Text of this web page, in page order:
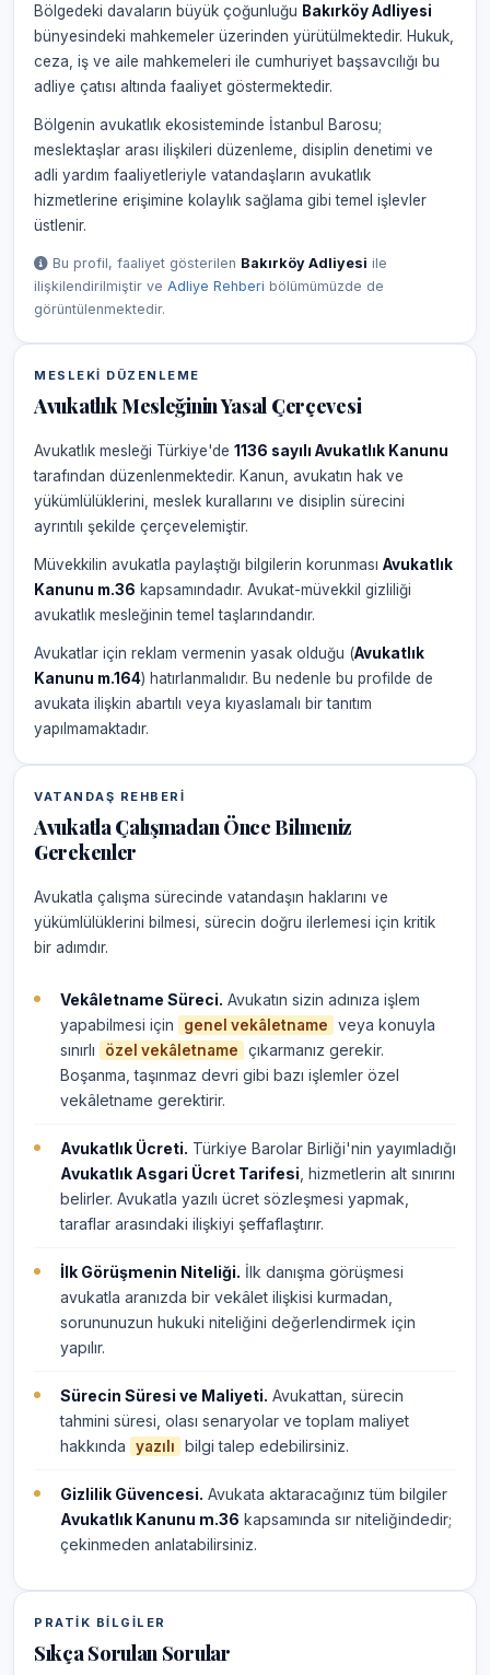
Bölgedeki davaların büyük çoğunluğu Bakırköy Adliyesi
bünyesindeki mahkemeler üzerinden yürütülmektedir. Hukuk,
ceza, iş ve aile mahkemeleri ile cumhuriyet başsavcılığı bu
adliye çatısı altında faaliyet göstermektedir.
Bölgenin avukatlık ekosisteminde İstanbul Barosu;
meslektaşlar arası ilişkileri düzenleme, disiplin denetimi ve
adli yardım faaliyetleriyle vatandaşların avukatlık
hizmetlerine erişimine kolaylık sağlama gibi temel işlevler
üstlenir.
Bu profil, faaliyet gösterilen Bakırköy Adliyesi ile
ilişkilendirilmiştir ve Adliye Rehberi bölümümüzde de
görüntülenmektedir.
MESLEKI DÜZENLEME
Avukatlık Mesleğinin Yasal Çerçevesi
Avukatlık mesleği Türkiye'de 1136 sayılı Avukatlık Kanunu
tarafından düzenlenmektedir. Kanun, avukatın hak ve
yükümlülüklerini, meslek kurallarını ve disiplin sürecini
ayrıntılı şekilde çerçevelemiştir.
Müvekkilin avukatla paylaştığı bilgilerin korunması Avukatlık
Kanunu m.36 kapsamındadır. Avukat-müvekkil gizliliği
avukatlık mesleğinin temel taşlarındandır.
Avukatlar için reklam vermenin yasak olduğu (Avukatlık
Kanunu m.164) hatırlanmalıdır. Bu nedenle bu profilde de
avukata ilişkin abartılı veya kıyaslamalı bir tanıtım
yapılmamaktadır.
VATANDAŞ REHBERI
Avukatla Çalışmadan Önce Bilmeniz
Gerekenler
Avukatla çalışma sürecinde vatandaşın haklarını ve
yükümlülüklerini bilmesi, sürecin doğru ilerlemesi için kritik
bir adımdır.
Vekâletname Süreci. Avukatın sizin adınıza işlem
yapabilmesi için
genel vekâletname
veya konuyla
sınırlı
özel vekâletname
çıkarmanız gerekir.
Boşanma, taşınmaz devri gibi bazı işlemler özel
vekâletname gerektirir.
Avukatlık Ücreti. Türkiye Barolar Birliği'nin yayımladığı
Avukatlık Asgari Ücret Tarifesi , hizmetlerin alt sınırını
belirler. Avukatla yazılı ücret sözleşmesi yapmak,
taraflar arasındaki ilişkiyi şeffaflaştırır.
İlk Görüşmenin Niteliği. İlk danışma görüşmesi
avukatla aranızda bir vekâlet ilişkisi kurmadan,
sorununuzun hukuki niteliğini değerlendirmek için
yapılır.
Sürecin Süresi ve Maliyeti. Avukattan, sürecin
tahmini süresi, olası senaryolar ve toplam maliyet
hakkında
yazılı bilgi talep edebilirsiniz.
Gizlilik Güvencesi. Avukata aktaracağınız tüm bilgiler
Avukatlık Kanunu m.36 kapsamında sır niteliğindedir;
çekinmeden anlatabilirsiniz.
PRATIK BILGILER
Sıkça Sorulan Sorular